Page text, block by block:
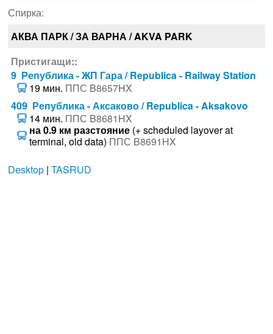
Спирка:
АКВА ПАРК / ЗА ВАРНА / AKVA PARK
Пристигащи::
9 Република - ЖП Гара / Republica - Railway Station
19 мин. ППС B8657HX
409 Република - Аксаково / Republica - Aksakovo
14 мин. ППС B8681HX
на 0.9 км разстояние(+ scheduled layover at
terminal, old data) ППС B8691HX
Desktop| TASRUD